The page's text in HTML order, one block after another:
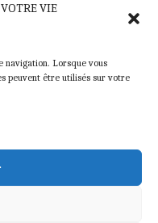
VIE
navigation. Lorsque vous
peuvent être utilisés sur votre
Langres
de Langres